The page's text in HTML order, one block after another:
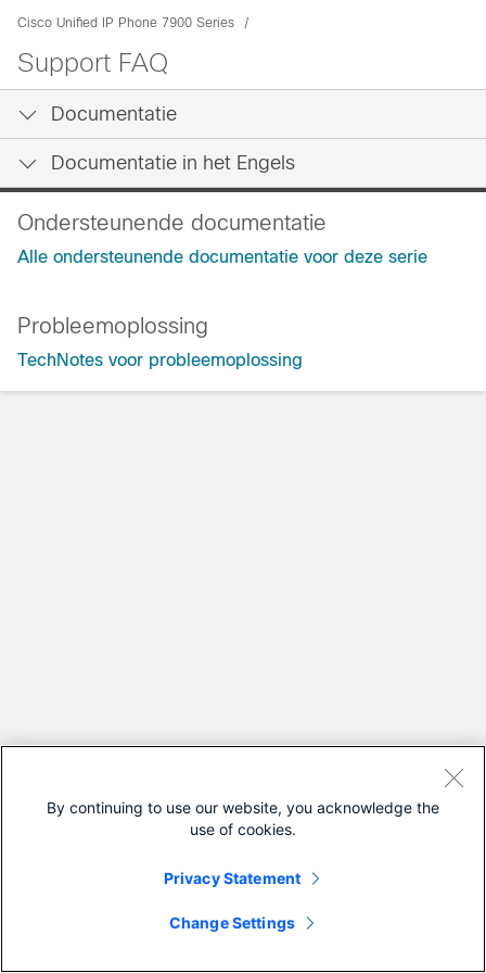
Cisco Unified IP Phone 7900 Series
Support FAQ
Documentatie
Documentatie in het Engels
Ondersteunende documentatie
Alle ondersteunende documentatie voor deze serie
Probleemoplossing
TechNotes voor probleemoplossing
By continuing to use our website, you acknowledge the
use of cookies.
Privacy Statement
Change Settings